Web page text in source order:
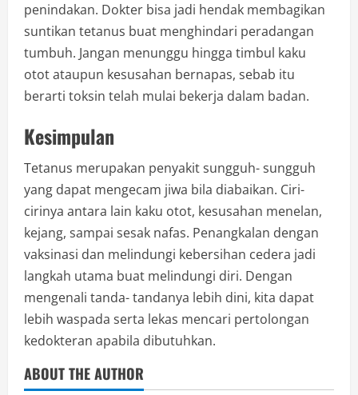
penindakan. Dokter bisa jadi hendak membagikan
suntikan tetanus buat menghindari peradangan
tumbuh. Jangan menunggu hingga timbul kaku
otot ataupun kesusahan bernapas, sebab itu
berarti toksin telah mulai bekerja dalam badan.
Kesimpulan
Tetanus merupakan penyakit sungguh- sungguh
yang dapat mengecam jiwa bila diabaikan. Ciri-
cirinya antara lain kaku otot, kesusahan menelan,
kejang, sampai sesak nafas. Penangkalan dengan
vaksinasi dan melindungi kebersihan cedera jadi
langkah utama buat melindungi diri. Dengan
mengenali tanda- tandanya lebih dini, kita dapat
lebih waspada serta lekas mencari pertolongan
kedokteran apabila dibutuhkan.
ABOUT THE AUTHOR